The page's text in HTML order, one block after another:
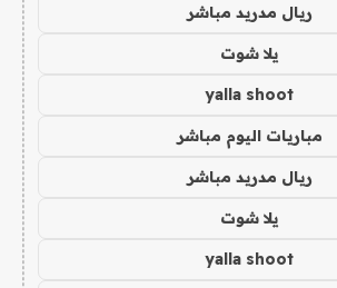
ريال مدريد مباشر
يلا شوت
yalla shoot
مباريات اليوم مباشر
ريال مدريد مباشر
يلا شوت
yalla shoot